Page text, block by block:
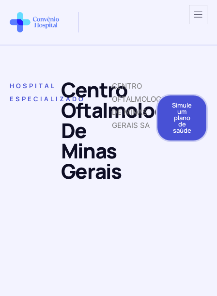
HOSPITAL
ESPECIALIZADOCentro
Oftalmologico
De
Minas
Gerais
CENTRO
OFTALMOLOGICO
DE MINAS
GERAIS SA
Simule
um
plano
de
saúde